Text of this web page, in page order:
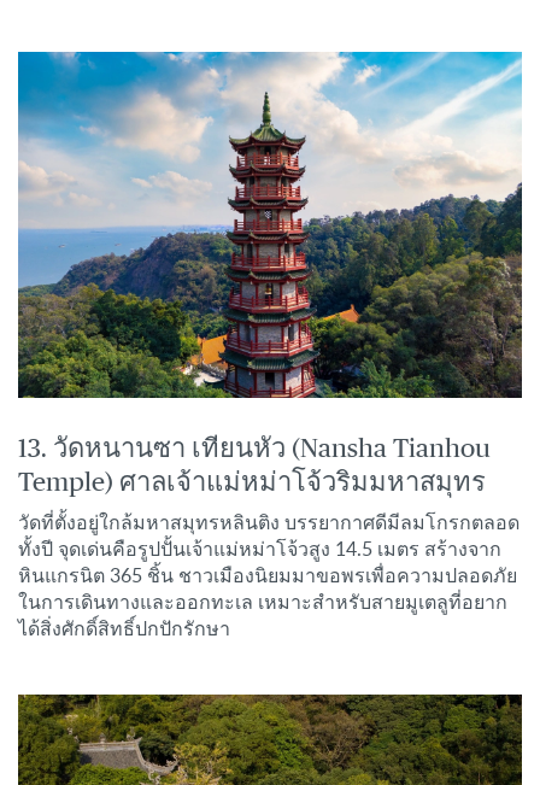
13. วัดหนานซา เทียนหัว (Nansha Tianhou
Temple) ศาลเจ้าแม่หม่าโจ้วริมมหาสมุทร
วัดที่ตั้งอยู่ใกล้มหาสมุทรหลินติง บรรยากาศดีมีลมโกรกตลอด
ทั้งปี จุดเด่นคือรูปปั้นเจ้าแม่หม่าโจ้วสูง 14.5 เมตร สร้างจาก
หินแกรนิต 365 ชิ้น ชาวเมืองนิยมมาขอพรเพื่อความปลอดภัย
ในการเดินทางและออกทะเล เหมาะสำหรับสายมูเตลูที่อยาก
ได้สิ่งศักดิ์สิทธิ์ปกปักรักษา